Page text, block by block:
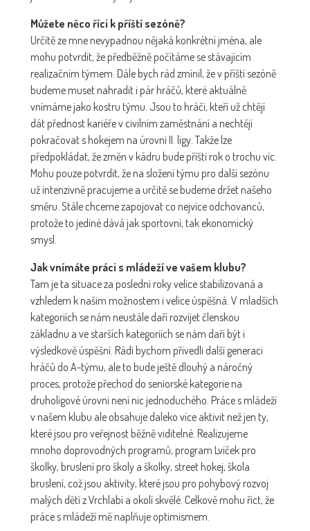
Můžete něco říci k příští sezóně?
Určitě ze mne nevypadnou nějaká konkrétní jména, ale
mohu potvrdit, že předběžně počítáme se stávajícím
realizačním týmem. Dále bych rád zmínil, že v příští sezóně
budeme muset nahradit i pár hráčů, které aktuálně
vnímáme jako kostru týmu. Jsou to hráči, kteří už chtějí
dát přednost kariéře v civilním zaměstnání a nechtějí
pokračovat s hokejem na úrovni II. ligy. Takže lze
předpokládat, že změn v kádru bude příští rok o trochu víc.
Mohu pouze potvrdit, že na složení týmu pro další sezónu
už intenzivně pracujeme a určitě se budeme držet našeho
směru. Stále chceme zapojovat co nejvíce odchovanců,
protože to jediné dává jak sportovní, tak ekonomický
smysl.
Jak vnímáte práci s mládeží ve vašem klubu?
Tam je ta situace za poslední roky velice stabilizovaná a
vzhledem k našim možnostem i velice úspěšná. V mladších
kategoriích se nám neustále daří rozvíjet členskou
základnu a ve starších kategoriích se nám daří být i
výsledkově úspěšní. Rádi bychom přivedli další generaci
hráčů do A-týmu, ale to bude ještě dlouhý a náročný
proces, protože přechod do seniorské kategorie na
druholigové úrovni není nic jednoduchého. Práce s mládeží
v našem klubu ale obsahuje daleko více aktivit než jen ty,
které jsou pro veřejnost běžně viditelné. Realizujeme
mnoho doprovodných programů, program Lvíček pro
školky, bruslení pro školy a školky, street hokej, škola
bruslení, což jsou aktivity, které jsou pro pohybový rozvoj
malých dětí z Vrchlabí a okolí skvělé. Celkově mohu říct, že
práce s mládeží mě naplňuje optimismem.